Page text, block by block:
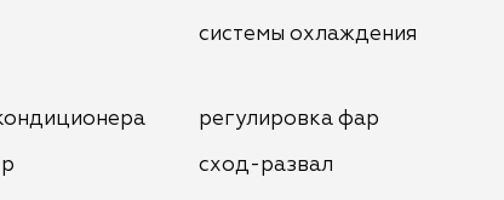
системы охлаждения
регулировка фар
сход-развал